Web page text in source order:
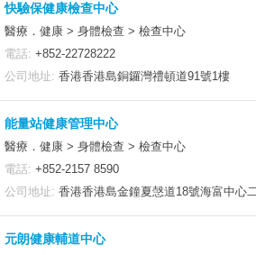
快驗保健康檢查中心
醫療．健康 > 身體檢查 > 檢查中心
電話: +852-22728222
公司地址: 香港香港島銅鑼灣禮頓道91號1樓
能量站健康管理中心
醫療．健康 > 身體檢查 > 檢查中心
電話: +852-2157 8590
公司地址: 香港香港島金鐘夏愨道18號海富中心
元朗健康輔道中心